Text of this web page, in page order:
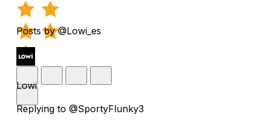
Posts by @Lowi_es
Lowi
Replying to @SportyFlunky3